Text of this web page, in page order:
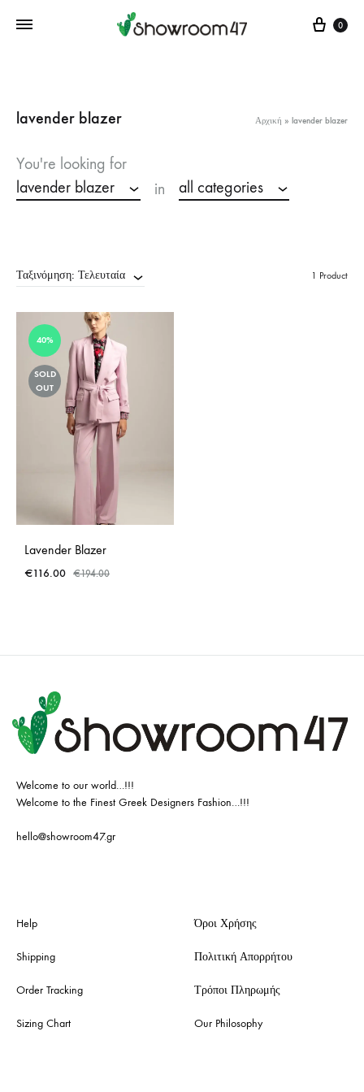
Cart
0
lavender blazer Αρχική » lavender blazer
You're looking for
lavender blazer
in all categories
Ταξινόμηση: Τελευταία 1 Product
40%
SOLD
OUT
Lavender Blazer
€116.00 €194.00
Welcome to our world…!!!
Welcome to the Finest Greek Designers Fashion…!!!
hello@showroom47.gr
Help
Shipping
Order Tracking
Sizing Chart
Όροι Χρήσης
Πολιτική Απορρήτου
Τρόποι Πληρωμής
Our Philosophy